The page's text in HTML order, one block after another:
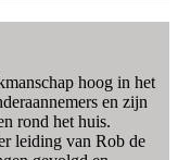
hoog in het
en zijn
rond het huis.
leiding van Rob de